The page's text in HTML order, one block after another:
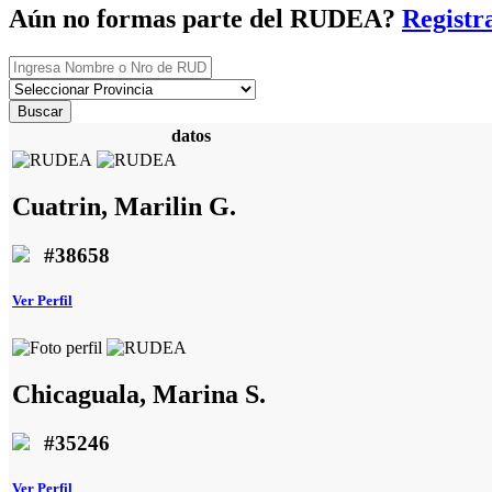
Aún no formas parte del RUDEA?
Buscar
datos
Cuatrin, Marilin G.
#38658
Ver Perfil
Chicaguala, Marina S.
#35246
Ver Perfil